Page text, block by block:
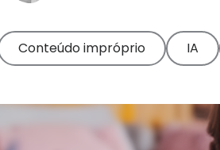
para pais
Conteúdo impróprio IA